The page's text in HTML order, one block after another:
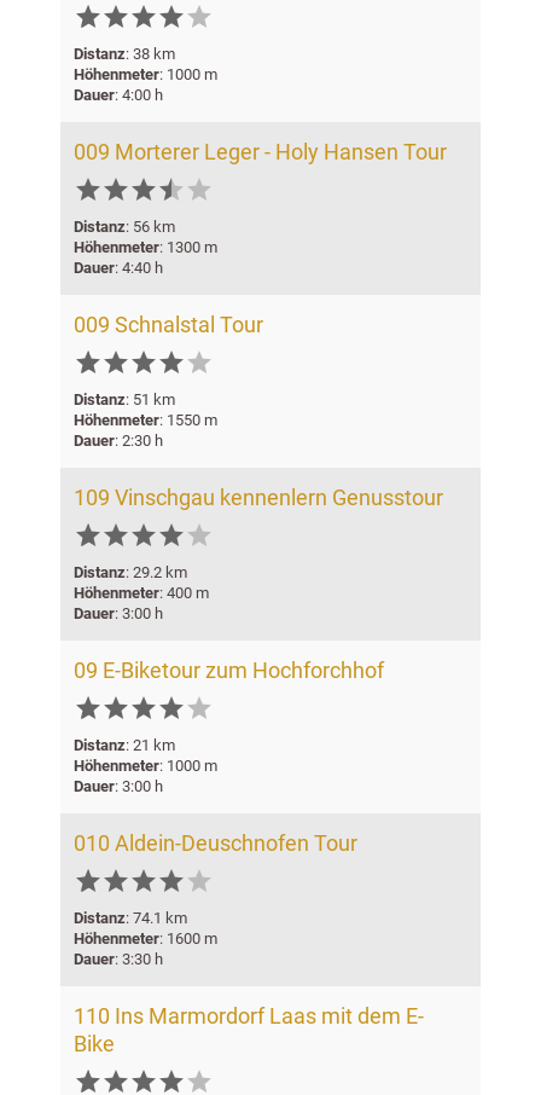


Distanz: 38 km
Höhenmeter: 1000 m
Dauer: 4:00 h
009 Morterer Leger - Holy Hansen Tour
 

Distanz: 56 km
Höhenmeter: 1300 m
Dauer: 4:40 h
009 Schnalstal Tour


Distanz: 51 km
Höhenmeter: 1550 m
Dauer: 2:30 h
109 Vinschgau kennenlern Genusstour


Distanz: 29.2 km
Höhenmeter: 400 m
Dauer: 3:00 h
09 E-Biketour zum Hochforchhof


Distanz: 21 km
Höhenmeter: 1000 m
Dauer: 3:00 h
010 Aldein-Deuschnofen Tour


Distanz: 74.1 km
Höhenmeter: 1600 m
Dauer: 3:30 h
110 Ins Marmordorf Laas mit dem E-
Bike

